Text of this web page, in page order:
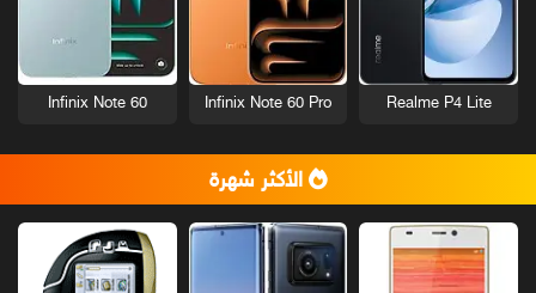
Realme P4 Lite
Infinix Note 60 Pro
Infinix Note 60
الأكثر شهرة